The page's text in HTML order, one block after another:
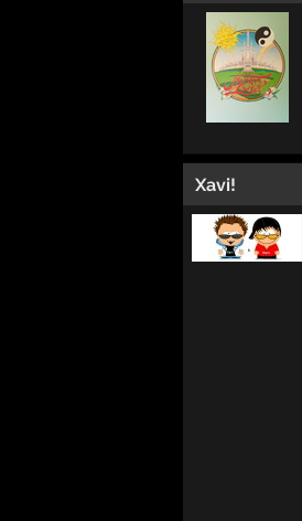
Xavi!